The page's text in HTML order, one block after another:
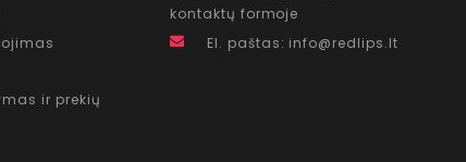
ir prekių
kontaktų formoje
El. paštas: info@redlips.lt